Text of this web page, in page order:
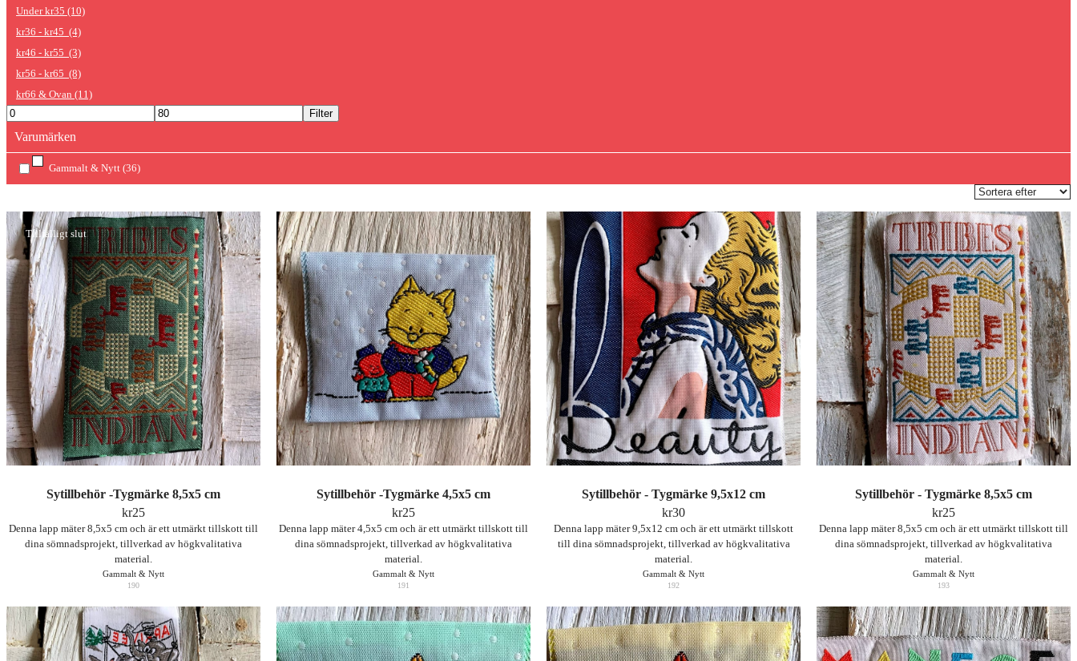
Underkr35 (10)
kr36 - kr45 (4)
kr46 - kr55 (3)
kr56 - kr65 (8)
kr66 & Ovan (11)
Filter
Varumärken
Gammalt & Nytt(36)
Tillfälligt slut
Sytillbehör -Tygmärke 8,5x5 cm
kr25
Denna lapp mäter 8,5x5 cm och är ett utmärkt tillskott till
dina sömnadsprojekt, tillverkad av högkvalitativa
material.
Gammalt & Nytt
190
Sytillbehör -Tygmärke 4,5x5 cm
kr25
Denna lapp mäter 4,5x5 cm och är ett utmärkt tillskott till
dina sömnadsprojekt, tillverkad av högkvalitativa
material.
Gammalt & Nytt
191
Sytillbehör - Tygmärke 9,5x12 cm
kr30
Denna lapp mäter 9,5x12 cm och är ett utmärkt tillskott
till dina sömnadsprojekt, tillverkad av högkvalitativa
material.
Gammalt & Nytt
192
Sytillbehör - Tygmärke 8,5x5 cm
kr25
Denna lapp mäter 8,5x5 cm och är ett utmärkt tillskott till
dina sömnadsprojekt, tillverkad av högkvalitativa
material.
Gammalt & Nytt
193